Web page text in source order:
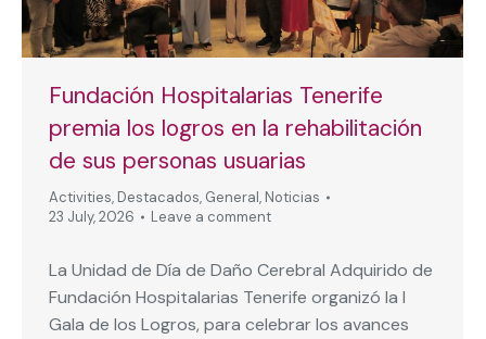
Fundación Hospitalarias Tenerife
premia los logros en la rehabilitación
de sus personas usuarias
Activities, Destacados, General, Noticias
23 July, 2026
Leave a comment
La Unidad de Día de Daño Cerebral Adquirido de
Fundación Hospitalarias Tenerife organizó la I
Gala de los Logros, para celebrar los avances